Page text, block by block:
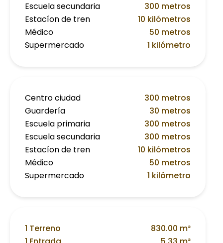
Escuela secundaria
300 metros
Estacíon de tren
10 kilómetros
Médico
50 metros
Supermercado
1 kilómetro
Centro ciudad
300 metros
Guardería
30 metros
Escuela primaria
300 metros
Escuela secundaria
300 metros
Estacíon de tren
10 kilómetros
Médico
50 metros
Supermercado
1 kilómetro
1 Terreno
830.00 m²